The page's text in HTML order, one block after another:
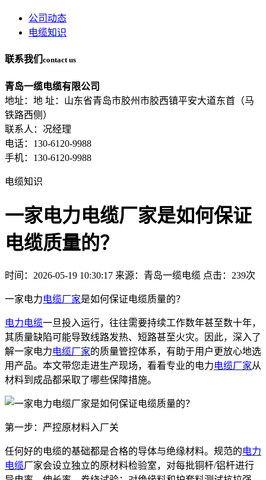
公司动态
电缆知识
联系我们 contact us
青岛一缆电缆有限公司
地址：地 址：山东省青岛市胶州市胶西镇平安大道东首（马
铁路西侧）
联系人：况经理
电话：130-6120-9988
手机：130-6120-9988
电缆知识
一家电力电缆厂家是如何保证
电缆质量的？
时间：2026-05-19 10:30:17 来源：青岛一缆电缆 点击：239次
一家电力电缆厂家是如何保证电缆质量的？
电力电缆一旦投入运行，往往需要持续工作数年甚至数十年，
其质量缺陷可能导致线路发热、短路甚至火灾。因此，深入了
解一家电力电缆厂家的质量管控体系，有助于用户更放心地选
用产品。本文带您走进生产现场，看看专业的电力电缆厂家从
材料到成品都采取了哪些保障措施。
第一步：严控原材料入厂关
任何好的电缆的基础都是合格的导体与绝缘材料。规范的电力
电缆厂家会设立独立的原材料检验室，对每批铜杆/铝杆进行